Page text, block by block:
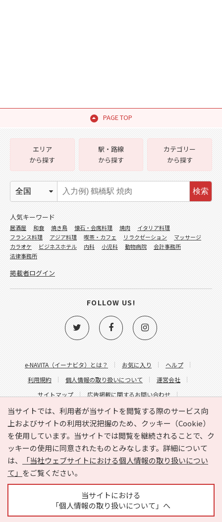
PAGE TOP
当サイトでは、利用者が当サイトを閲覧する際のサービス向
上およびサイトの利用状況把握のため、クッキー（Cookie）
を使用しています。当サイトでは閲覧を継続されることで、ク
ッキーの使用に同意されたものとみなします。詳細について
は、
「当社ウェブサイトにおける個人情報の取り扱いについ
て」 をご覧ください。
当サイトにおける
「個人情報の取り扱いについて」へ
e-NAVITA（イーナビタ）とは？ お気に入り
ヘルプ
利用規約
個人情報の取り扱いについて
運営会社
サイトマップ
広告掲載に関するお問い合わせ
サイトの内容に関するお問い合わせ
エリア
から探す
駅・路線
から探す
カテゴリー
から探す
検索
人気キーワード
居酒屋 和食 焼き鳥 懐石・会席料理 焼肉
イタリア料理
フランス料理
アジア料理 喫茶・カフェ リラクゼーション
マッサージ
カラオケ
ビジネスホテル 内科 小児科 動物病院
会計事務所
法律事務所
掲載者ログイン
FOLLOW US!
Copyright © HYOJITO.Co.,Ltd. All Rights Reserved.